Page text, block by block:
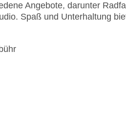
Angebote, darunter
Spaß und Unterhaltung